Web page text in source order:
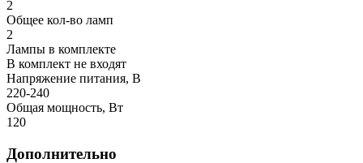
2
Общее кол-во ламп
2
Лампы в комплекте
В комплект не входят
Напряжение питания, В
220-240
Общая мощность, Вт
120
Дополнительно